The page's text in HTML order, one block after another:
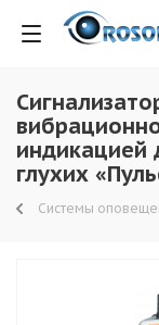
глухих
Системы